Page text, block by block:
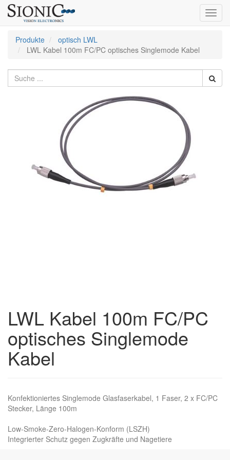
Produkte
optisch LWL
LWL Kabel 100m FC/PC optisches Singlemode Kabel
LWL Kabel 100m FC/PC
optisches Singlemode
Kabel
Konfektioniertes Singlemode Glasfaserkabel, 1 Faser, 2 x FC/PC
Stecker, Länge 100m
Low-Smoke-Zero-Halogen-Konform (LSZH)
Integrierter Schutz gegen Zugkräfte und Nagetiere